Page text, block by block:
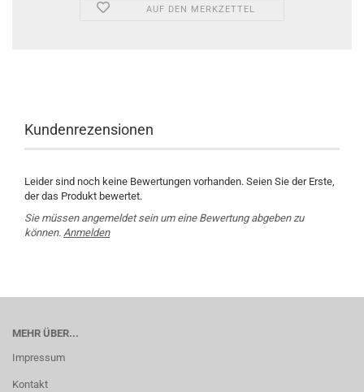
AUF DEN MERKZETTEL
Kundenrezensionen
Leider sind noch keine Bewertungen vorhanden. Seien Sie der Erste,
der das Produkt bewertet.
Sie müssen angemeldet sein um eine Bewertung abgeben zu
können. Anmelden
MEHR ÜBER...
Impressum
Kontakt